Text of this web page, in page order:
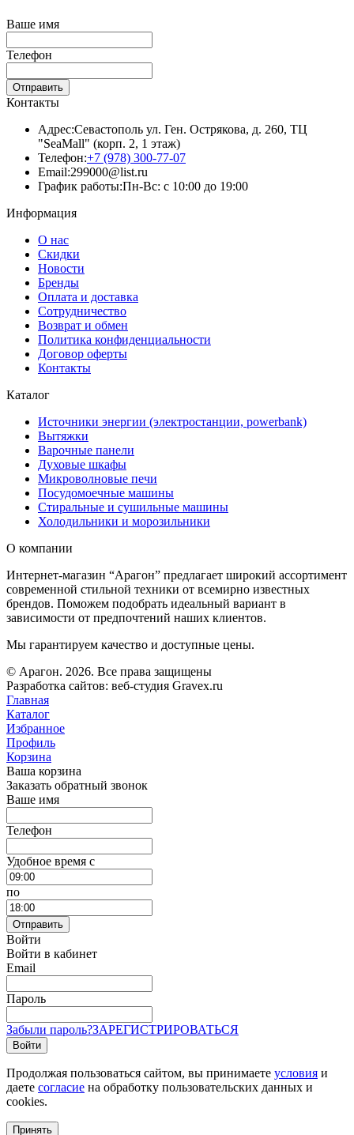
Ваше имя
Телефон
Отправить
Контакты
Адрес:Севастополь ул. Ген. Острякова, д. 260, ТЦ
"SeaMall" (корп. 2, 1 этаж)
Телефон:+7 (978) 300-77-07
Email:299000@list.ru
График работы:Пн-Вс: с 10:00 до 19:00
Информация
О нас
Скидки
Новости
Бренды
Оплата и доставка
Сотрудничество
Возврат и обмен
Политика конфиденциальности
Договор оферты
Контакты
Каталог
Источники энергии (электростанции, powerbank)
Вытяжки
Варочные панели
Духовые шкафы
Микроволновые печи
Посудомоечные машины
Стиральные и сушильные машины
Холодильники и морозильники
О компании
Интернет-магазин “Арагон” предлагает широкий ассортимент
современной стильной техники от всемирно известных
брендов. Поможем подобрать идеальный вариант в
зависимости от предпочтений наших клиентов.
Мы гарантируем качество и доступные цены.
© Арагон. 2026. Все права защищены
Разработка сайтов: веб-студия Gravex.ru
Главная
Каталог
Избранное
Профиль
Корзина
Ваша корзина
Заказать обратный звонок
Ваше имя
Телефон
Удобное время c
по
Отправить
Войти
Войти в кабинет
Email
Пароль
Забыли пароль?ЗАРЕГИСТРИРОВАТЬСЯ
Войти
Продолжая пользоваться сайтом, вы принимаете условия и
даете согласие на обработку пользовательских данных и
cookies.
Принять